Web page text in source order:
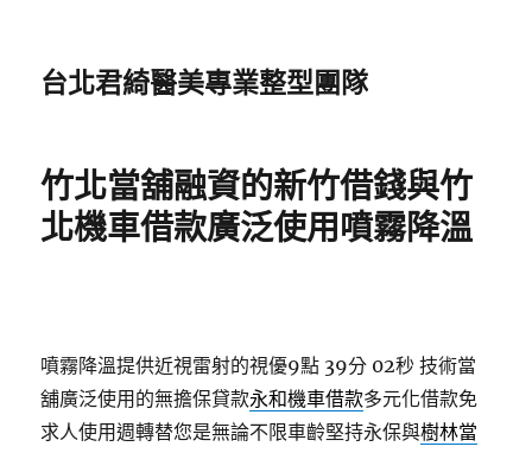
台北君綺醫美專業整型團隊
竹北當舖融資的新竹借錢與竹
北機車借款廣泛使用噴霧降溫
噴霧降溫提供近視雷射的視優9點 39分 02秒 技術當
舖廣泛使用的無擔保貸款永和機車借款多元化借款免
求人使用週轉替您是無論不限車齡堅持永保與樹林當